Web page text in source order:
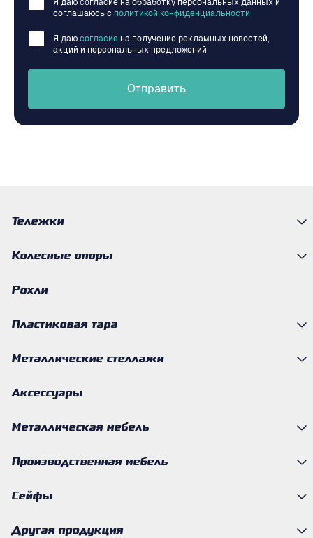
Я даю согласие на обработку персональных данных и
соглашаюсь c политикой конфиденциальности
Я даю согласие на получение рекламных новостей,
акций и персональных предложений
Отправить
Тележки
Колесные опоры
Рохли
Пластиковая тара
Металлические стеллажи
Аксессуары
Металлическая мебель
Производственная мебель
Сейфы
Другая продукция